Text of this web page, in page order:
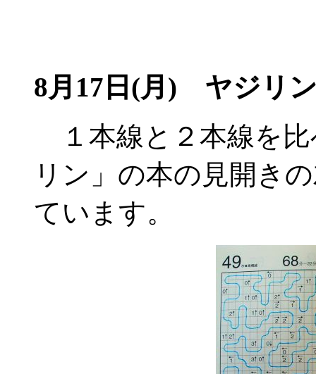
8月17日(月) ヤジリ
１本線と２本線を
リン」の本の見開き
ています。